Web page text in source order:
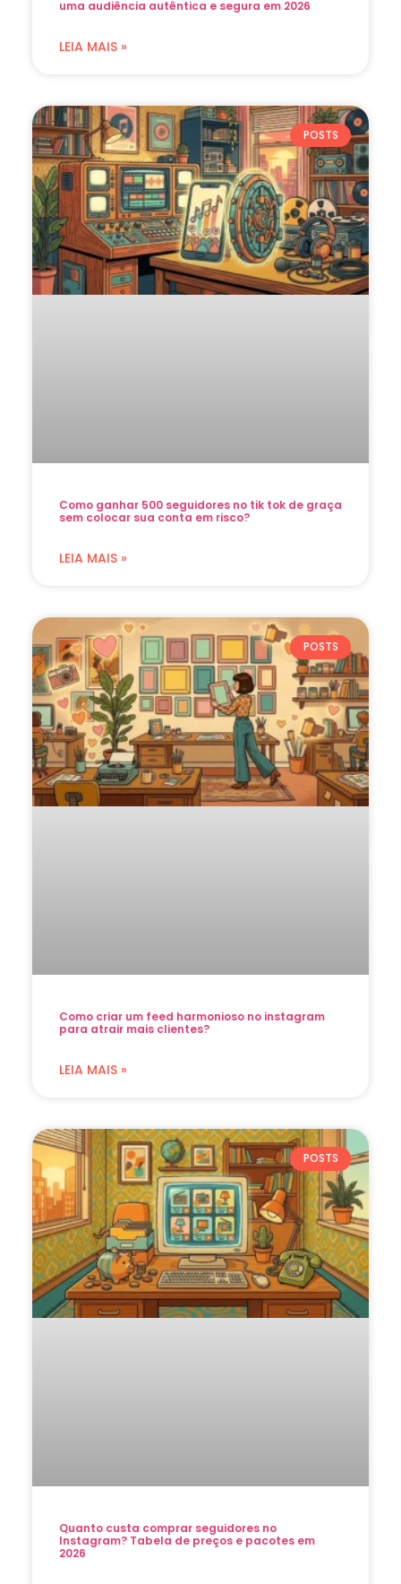
uma audiência autêntica e segura em 2026
LEIA MAIS »
POSTS
Como ganhar 500 seguidores no tik tok de graça
sem colocar sua conta em risco?
LEIA MAIS »
POSTS
Como criar um feed harmonioso no instagram
para atrair mais clientes?
LEIA MAIS »
POSTS
Quanto custa comprar seguidores no
Instagram? Tabela de preços e pacotes em
2026